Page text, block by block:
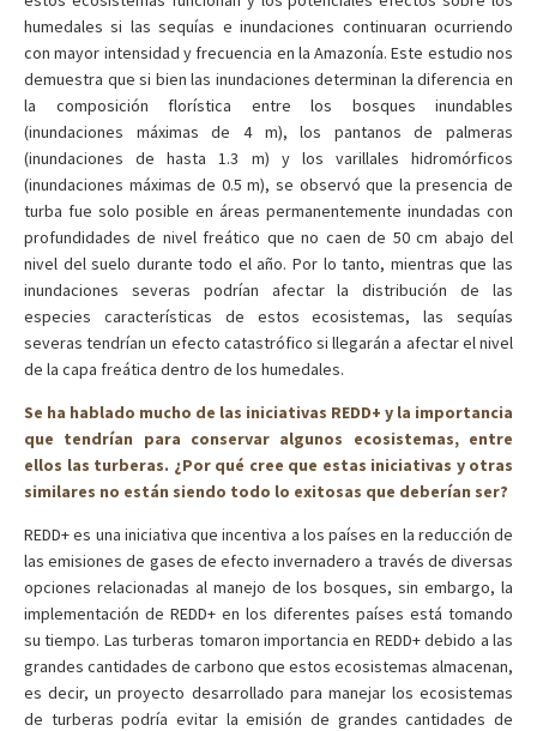
humedales si las sequías e inundaciones continuaran ocurriendo
con mayor intensidad y frecuencia en la Amazonía. Este estudio nos
demuestra que si bien las inundaciones determinan la diferencia en
la composición florística entre los bosques inundables
(inundaciones máximas de 4 m), los pantanos de palmeras
(inundaciones de hasta 1.3 m) y los varillales hidromórficos
(inundaciones máximas de 0.5 m), se observó que la presencia de
turba fue solo posible en áreas permanentemente inundadas con
profundidades de nivel freático que no caen de 50 cm abajo del
nivel del suelo durante todo el año. Por lo tanto, mientras que las
inundaciones severas podrían afectar la distribución de las
especies características de estos ecosistemas, las sequías
severas tendrían un efecto catastrófico si llegarán a afectar el nivel
de la capa freática dentro de los humedales.
Se ha hablado mucho de las iniciativas REDD+ y la importancia
que tendrían para conservar algunos ecosistemas, entre
ellos las turberas. ¿Por qué cree que estas iniciativas y otras
similares no están siendo todo lo exitosas que deberían ser?
REDD+ es una iniciativa que incentiva a los países en la reducción de
las emisiones de gases de efecto invernadero a través de diversas
opciones relacionadas al manejo de los bosques, sin embargo, la
implementación de REDD+ en los diferentes países está tomando
su tiempo. Las turberas tomaron importancia en REDD+ debido a las
grandes cantidades de carbono que estos ecosistemas almacenan,
es decir, un proyecto desarrollado para manejar los ecosistemas
de turberas podría evitar la emisión de grandes cantidades de